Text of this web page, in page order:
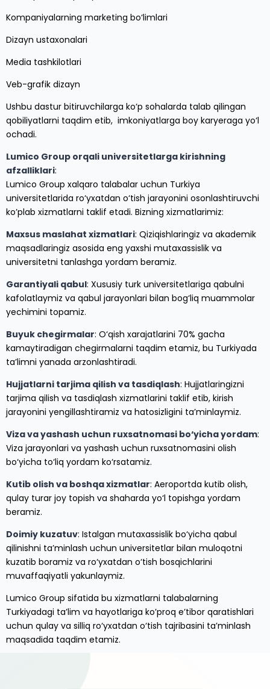
Kompaniyalarning marketing bo‘limlari
Dizayn ustaxonalari
Media tashkilotlari
Veb-grafik dizayn
Ushbu dastur bitiruvchilarga ko‘p sohalarda talab qilingan
qobiliyatlarni taqdim etib, imkoniyatlarga boy karyeraga yo‘l
ochadi.
Lumico Group orqali universitetlarga kirishning
afzalliklari:
Lumico Group xalqaro talabalar uchun Turkiya
universitetlarida ro‘yxatdan o‘tish jarayonini osonlashtiruvchi
ko’plab xizmatlarni taklif etadi. Bizning xizmatlarimiz:
Maxsus maslahat xizmatlari: Qiziqishlaringiz va akademik
maqsadlaringiz asosida eng yaxshi mutaxassislik va
universitetni tanlashga yordam beramiz.
Garantiyali qabul: Xususiy turk universitetlariga qabulni
kafolatlaymiz va qabul jarayonlari bilan bog‘liq muammolar
yechimini topamiz.
Buyuk chegirmalar: O‘qish xarajatlarini 70% gacha
kamaytiradigan chegirmalarni taqdim etamiz, bu Turkiyada
ta’limni yanada arzonlashtiradi.
Hujjatlarni tarjima qilish va tasdiqlash: Hujjatlaringizni
tarjima qilish va tasdiqlash xizmatlarini taklif etib, kirish
jarayonini yengillashtiramiz va hatosizligini ta’minlaymiz.
Viza va yashash uchun ruxsatnomasi bo‘yicha yordam:
Viza jarayonlari va yashash uchun ruxsatnomasini olish
bo‘yicha to‘liq yordam ko‘rsatamiz.
Kutib olish va boshqa xizmatlar: Aeroportda kutib olish,
qulay turar joy topish va shaharda yo‘l topishga yordam
beramiz.
Doimiy kuzatuv: Istalgan mutaxassislik bo‘yicha qabul
qilinishni ta’minlash uchun universitetlar bilan muloqotni
kuzatib boramiz va ro‘yxatdan o‘tish bosqichlarini
muvaffaqiyatli yakunlaymiz.
Lumico Group sifatida bu xizmatlarni talabalarning
Turkiyadagi ta’lim va hayotlariga ko’proq e’tibor qaratishlari
uchun qulay va silliq ro‘yxatdan o‘tish tajribasini ta’minlash
maqsadida taqdim etamiz.